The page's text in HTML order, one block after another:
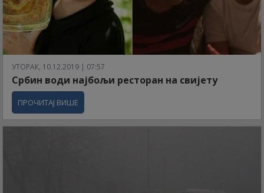
УТОРАК, 10.12.2019 | 07:57
Србин води најбољи ресторан на свијету
ПРОЧИТАЈ ВИШЕ